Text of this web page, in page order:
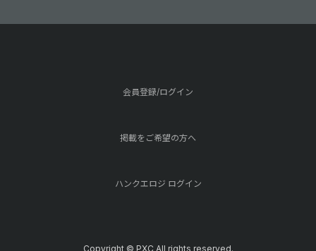
会員登録/ログイン
掲載をご希望の方へ
ハンクエロジ ログイン
Copyright © PXC All rights reserved.